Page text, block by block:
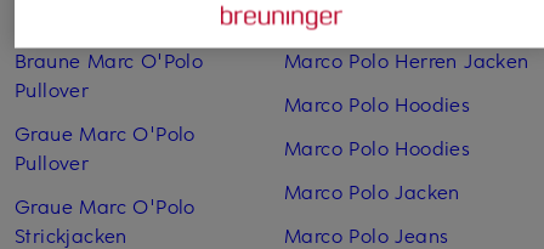
Braune Marc O'Polo
Pullover
Graue Marc O'Polo
Pullover
Graue Marc O'Polo
Strickjacken
Marco Polo Herren
Marco Polo Herren Jacken
Marco Polo Hoodies
Marco Polo Hoodies
Marco Polo Jacken
Marco Polo Jeans